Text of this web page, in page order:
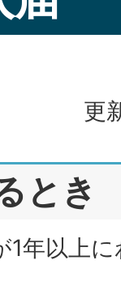
更
とき
1年以上